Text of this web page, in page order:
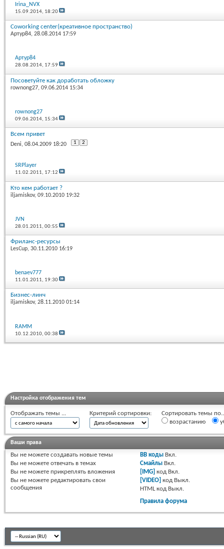
Irina_NVX
15.09.2014, 18:20
Coworking center(креативное пространство)
Артур84, 28.08.2014 17:59
Артур84
28.08.2014, 17:59
Посоветуйте как доработать обложку
rownong27, 09.06.2014 15:34
rownong27
09.06.2014, 15:34
Всем привет
Deni, 08.04.2009 18:20 1 2
SRPlayer
11.02.2011, 17:12
Кто кем работает ?
iljamiskov, 09.10.2010 19:32
JVN
28.01.2011,00:55
Фриланс-ресурсы
LesCup, 30.11.2010 16:19
benaev777
11.01.2011, 19:30
Бизнес-линч
iljamiskov, 28.11.2010 01:14
RAMM
10.12.2010,00:38
Настройка отображения тем
Отображать темы ... Критерий сортировки:
Сортировать темы
возрастанию
Ваши права
Вы не можете создавать новые темы
Вы не можете отвечать в темах
Вы не можете прикреплять вложения
Вы не можете редактировать свои
сообщения
BB коды Вкл.
Смайлы Вкл.
[IMG] код Вкл.
[VIDEO] код Выкл.
HTML код Выкл.
Правила форума